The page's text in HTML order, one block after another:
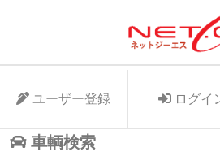
ネット・ジーエス株式会社
支援サービスNet-GSのサイ
に入れたい、より高くお手
ット・ジーエス株式会社は
車個人売買が出来る支援に全
ユーザー登録 ログイ
車輌検索